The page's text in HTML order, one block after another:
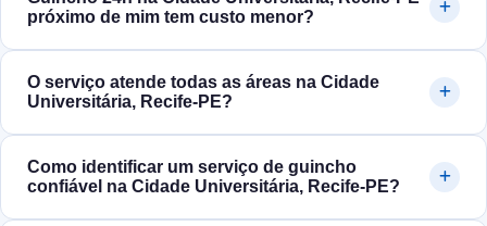
próximo de mim tem custo menor?
O serviço atende todas as áreas na Cidade
Universitária, Recife‑PE?
Como identificar um serviço de guincho
confiável na Cidade Universitária, Recife‑PE?